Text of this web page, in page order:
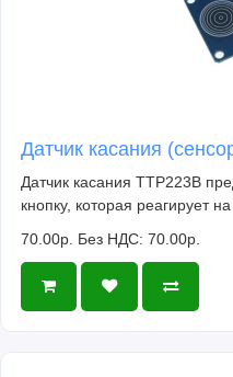
Датчик касания
Датчик касания TTP223B
кнопку, которая реагирует
70.00р. Без НДС: 70.00р.